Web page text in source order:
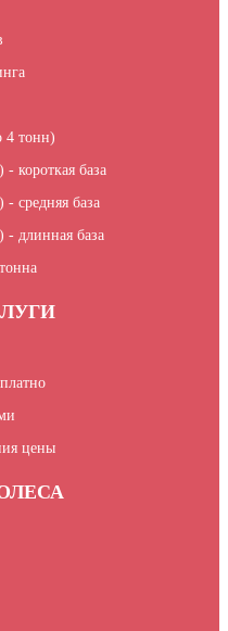
4 тонн)
- короткая база
- средняя база
- длинная база
тонна
цены